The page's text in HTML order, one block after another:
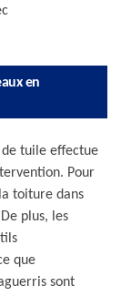
en
tuile effectue
Pour
toiture dans
plus, les
que
sont